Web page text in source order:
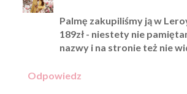
Palmę zakupiliśmy ją w
189zł - niestety nie
nazwy i na stronie też nie
Odpowiedz